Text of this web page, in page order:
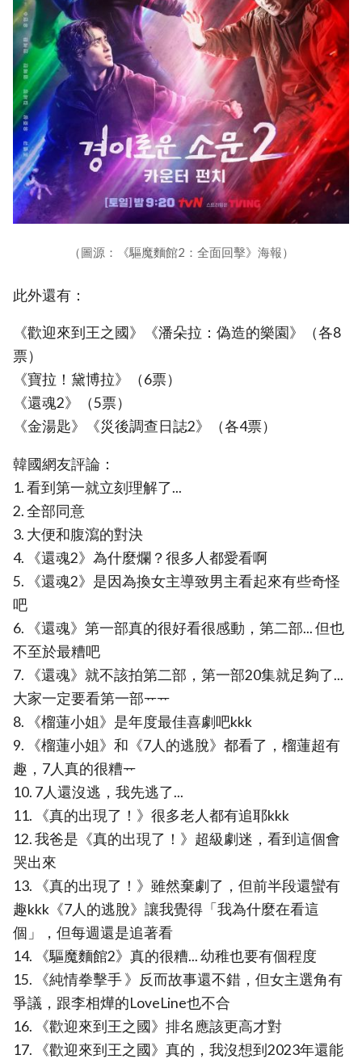
（圖源：《驅魔麵館2：全面回擊》海報）
此外還有：
《歡迎來到王之國》《潘朵拉：偽造的樂園》（各8
票）
《寶拉！黛博拉》（6票）
《還魂2》（5票）
《金湯匙》《災後調查日誌2》（各4票）
韓國網友評論：
1. 看到第一就立刻理解了...
2. 全部同意
3. 大便和腹瀉的對決
4. 《還魂2》為什麼爛？很多人都愛看啊
5. 《還魂2》是因為換女主導致男主看起來有些奇怪
吧
6. 《還魂》第一部真的很好看很感動，第二部... 但也
不至於最糟吧
7. 《還魂》就不該拍第二部，第一部20集就足夠了...
大家一定要看第一部ᅲᅲ
8. 《榴蓮小姐》是年度最佳喜劇吧kkk
9. 《榴蓮小姐》和《7人的逃脫》都看了，榴蓮超有
趣，7人真的很糟ᅲ
10. 7人還沒逃，我先逃了...
11. 《真的出現了！》很多老人都有追耶kkk
12. 我爸是《真的出現了！》超級劇迷，看到這個會
哭出來
13. 《真的出現了！》雖然棄劇了，但前半段還蠻有
趣kkk《7人的逃脫》讓我覺得「我為什麼在看這
個」，但每週還是追著看
14. 《驅魔麵館2》真的很糟... 幼稚也要有個程度
15. 《純情拳擊手 》反而故事還不錯，但女主選角有
爭議，跟李相燁的LoveLine也不合
16. 《歡迎來到王之國》排名應該更高才對
17. 《歡迎來到王之國》真的，我沒想到2023年還能